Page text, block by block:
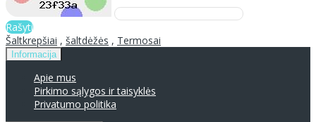
Rašyti
Šaltkrepšiai , šaltdėžės , Termosai
Informacija
Apie mus
Pirkimo sąlygos ir taisyklės
Privatumo politika